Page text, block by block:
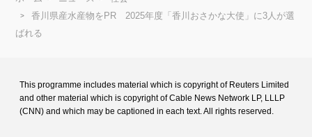
香川県産水産物をPR 2025年度「香川おさかな大使」に3人が選
ばれる
This programme includes material which is copyright of Reuters Limited
and other material which is copyright of Cable News Network LP, LLLP
(CNN) and which may be captioned in each text. All rights reserved.